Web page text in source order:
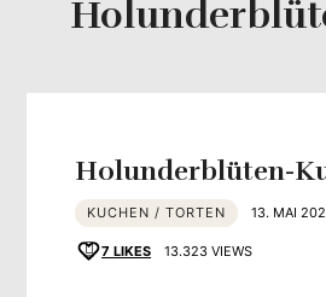
zeigt
Ihren
Holunderblüten-
KUCHEN / TORTEN 13. MAI
7 LIKES 13.323 VIEWS